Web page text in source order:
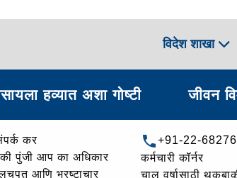
विदेश शाखा
हव्यात अशा गोष्टी जीवन
कर
पुंजी आप का अधिकार
आणि भ्रष्टाचार
+91-22-
कर्मचारी कॉर्नर
चालू वर्षासाठी